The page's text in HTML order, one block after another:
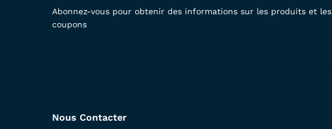
Abonnez-vous pour obtenir des informations sur les produits et les
coupons
Nous Contacter